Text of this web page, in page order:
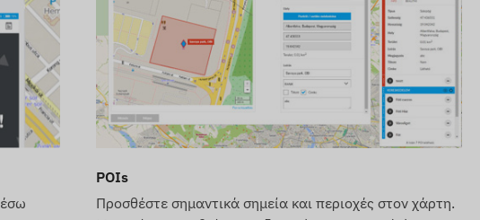
POIs
Προσθέστε σημαντικά σημεία και περιοχές στον χάρτη.